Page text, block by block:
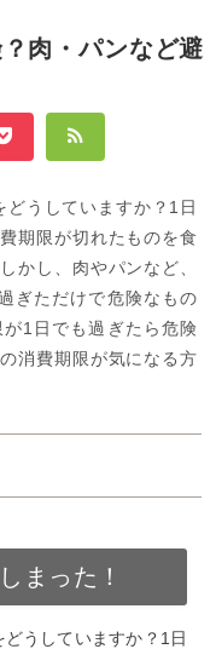
肉・パンなど避
うしていますか？1日
期限が切れたものを食
かし、肉やパンなど、
ぎただけで危険なもの
1日でも過ぎたら危険
消費期限が気になる方
い食べ物11選を紹介
早めに食べきるように
まった！
うしていますか？1日